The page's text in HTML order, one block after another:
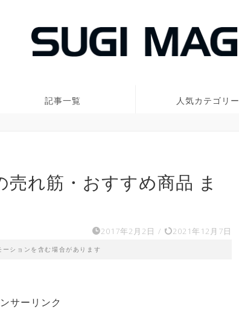
記事一覧 人気カテゴリー
れ筋・おすすめ商品 ま
2017年2月2日 / 2021年12月7日
ションを含む場合があります
サーリンク